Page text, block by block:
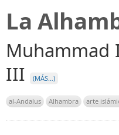
La
Muhammad
III
(MÁS…)
al-Andalus Alhambra arte